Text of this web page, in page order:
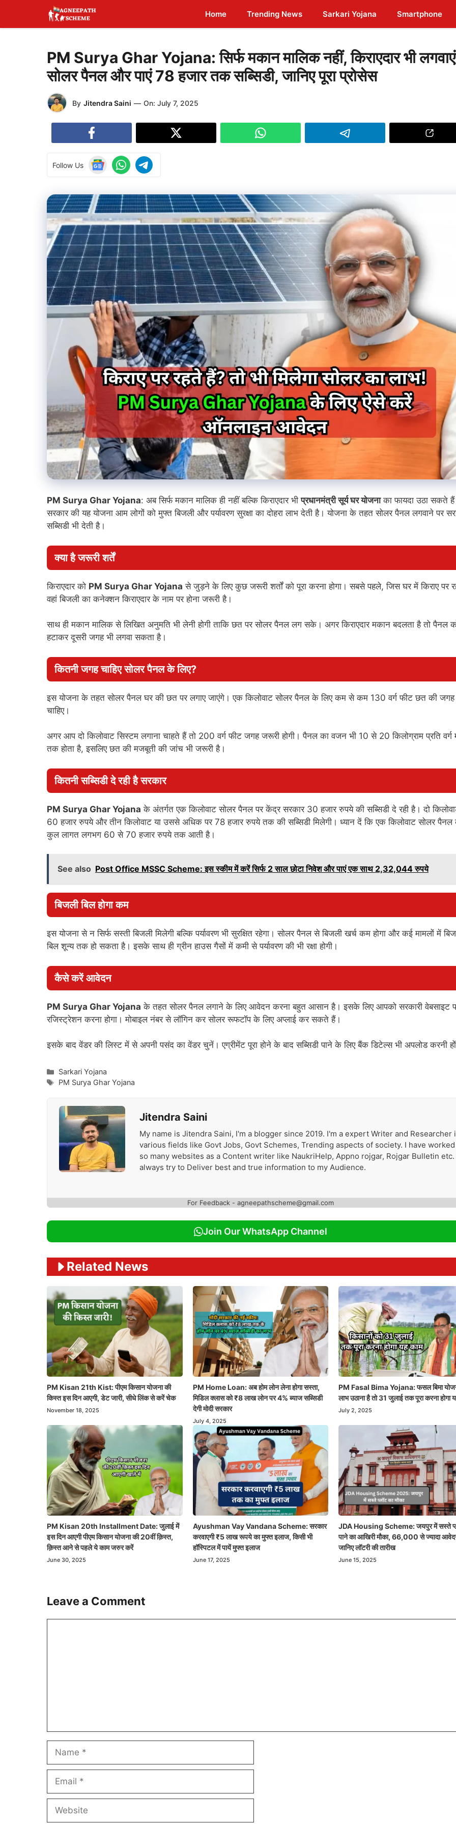
content
Home Trending News Sarkari Yojana Smartphone
PM Surya Ghar Yojana: सिर्फ मकान मालिक नहीं, किराएदार भी लगवाएं
सोलर पैनल और पाएं 78 हजार तक सब्सिडी, जानिए पूरा प्रोसेस
By Jitendra Saini — On: July 7, 2025
Follow Us
PM Surya Ghar Yojana: अब सिर्फ मकान मालिक ही नहीं बल्कि किराएदार भीप्रधानमंत्री सूर्य घर योजनाका फायदा उठा सकते
सरकार की यह योजना आम लोगों को मुफ्त बिजली और पर्यावरण सुरक्षा का दोहरा लाभ देती है। योजना के तहत सोलर पैनल लगवाने पर
सब्सिडी भी देती है।
क्या है जरूरी शर्तें
किराएदार को PM Surya Ghar Yojana से जुड़ने के लिए कुछ जरूरी शर्तों को पूरा करना होगा। सबसे पहले, जिस घर में किराए पर
वहां बिजली का कनेक्शन किराएदार के नाम पर होना जरूरी है।
साथ ही मकान मालिक से लिखित अनुमति भी लेनी होगी ताकि छत पर सोलर पैनल लग सके। अगर किराएदार मकान बदलता है तो पैनल
हटाकर दूसरी जगह भी लगवा सकता है।
कितनी जगह चाहिए सोलर पैनल के लिए?
इस योजना के तहत सोलर पैनल घर की छत पर लगाए जाएंगे। एक किलोवाट सोलर पैनल के लिए कम से कम 130 वर्ग फीट छत की जगह
चाहिए।
अगर आप दो किलोवाट सिस्टम लगाना चाहते हैं तो 200 वर्ग फीट जगह जरूरी होगी। पैनल का वजन भी 10 से 20 किलोग्राम प्रति वर्ग
तक होता है, इसलिए छत की मजबूती की जांच भी जरूरी है।
कितनी सब्सिडी दे रही है सरकार
PM Surya Ghar Yojana के अंतर्गत एक किलोवाट सोलर पैनल पर केंद्र सरकार 30 हजार रुपये की सब्सिडी दे रही है। दो
60 हजार रुपये और तीन किलोवाट या उससे अधिक पर 78 हजार रुपये तक की सब्सिडी मिलेगी। ध्यान दें कि एक किलोवाट सोलर पैनल
कुल लागत लगभग 60 से 70 हजार रुपये तक आती है।
See also Post Office MSSC Scheme: इस स्कीम में करें सिर्फ 2 साल छोटा निवेश और पाएं एक साथ 2,32,044 रुपये
बिजली बिल होगा कम
इस योजना से न सिर्फ सस्ती बिजली मिलेगी बल्कि पर्यावरण भी सुरक्षित रहेगा। सोलर पैनल से बिजली खर्च कम होगा और कई मामलों में
बिल शून्य तक हो सकता है। इसके साथ ही ग्रीन हाउस गैसों में कमी से पर्यावरण की भी रक्षा होगी।
कैसे करें आवेदन
PM Surya Ghar Yojana के तहत सोलर पैनल लगाने के लिए आवेदन करना बहुत आसान है। इसके लिए आपको सरकारी वेबसाइट
रजिस्ट्रेशन करना होगा। मोबाइल नंबर से लॉगिन कर सोलर रूफटॉप के लिए अप्लाई कर सकते हैं।
इसके बाद वेंडर की लिस्ट में से अपनी पसंद का वेंडर चुनें। एग्रीमेंट पूरा होने के बाद सब्सिडी पाने के लिए बैंक डिटेल्स भी अपलोड करनी
Categories
Sarkari Yojana
Tags
PM Surya Ghar Yojana
Jitendra Saini
My name is Jitendra Saini, I'm a blogger since 2019. I'm a expert Writer and Researcher
various fields like Govt Jobs, Govt Schemes, Trending aspects of society. I have
so many websites as a Content writer like NaukriHelp, Appno rojgar, Rojgar Bulletin etc.
always try to Deliver best and true information to my Audience.
For Feedback - agneepathscheme@gmail.com
Join Our WhatsApp Channel
Related News
PM Kisan 21th Kist: पीएम किसान योजना की
किस्त इस दिन आएगी, डेट जारी, सीधे लिंक से करें चेक
November 18, 2025
PM Home Loan: अब होम लोन लेना होगा सस्ता,
मिडिल क्लास को ₹8 लाख लोन पर 4% ब्याज सब्सिडी
देगी मोदी सरकार
July 4, 2025
PM Fasal Bima Yojana: फसल बिमा
लाभ उठाना है तो 31 जुलाई तक पूरा करना होगा
July 2, 2025
PM Kisan 20th Installment Date: जुलाई में
इस दिन आएगी पीएम किसान योजना की 20वीं क़िस्त,
क़िस्त आने से पहले ये काम जरुर करें
June 30, 2025
Ayushman Vay Vandana Scheme: सरकार
करवाएगी ₹5 लाख रूपये का मुफ्त इलाज, किसी भी
हॉस्पिटल में पायें मुफ्त इलाज
June 17, 2025
JDA Housing Scheme: जयपुर में सस्ते
पाने का आखिरी मौका, 66,000 से ज्यादा
जानिए लॉटरी की तारीख
June 15, 2025
Leave a Comment